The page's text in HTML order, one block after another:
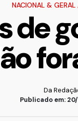
NACIONAL & GERAL
de
Da
Publicado em: